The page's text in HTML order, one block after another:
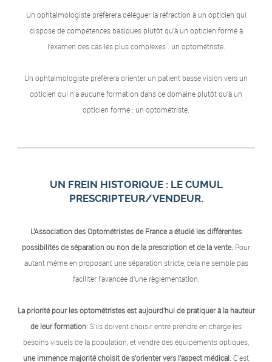
Un ophtalmologiste préfèrera déléguer la réfraction à un opticien qui
dispose de compétences basiques plutôt qu’à un opticien formé à
l’examen des cas les plus complexes : un optométriste.
Un ophtalmologiste préfèrera orienter un patient basse vision vers un
opticien qui n’a aucune formation dans ce domaine plutôt qu’à un
opticien formé : un optométriste.
UN FREIN HISTORIQUE : LE CUMUL
PRESCRIPTEUR/VENDEUR.
L’Association des Optométristes de France a étudié les différentes
possibilités de séparation ou non de la prescription et de la vente. Pour
autant même en proposant une séparation stricte, cela ne semble pas
faciliter l’avancée d’une règlementation.
La priorité pour les optométristes est aujourd’hui de pratiquer à la hauteur
de leur formation. S’ils doivent choisir entre prendre en charge les
besoins visuels de la population, et vendre des équipements optiques,
une immence majorité choisit de s’orienter vers l’aspect médical. C’est